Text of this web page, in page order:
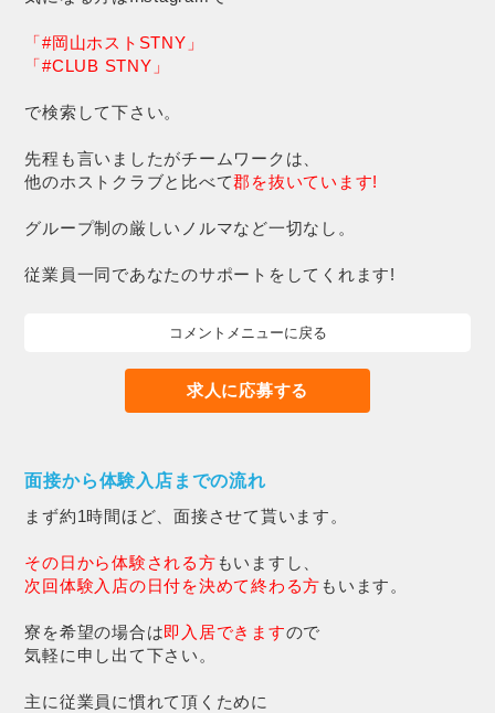
「#岡山ホストSTNY」
「#CLUB STNY」
で検索して下さい。
先程も言いましたがチームワークは、
他のホストクラブと比べて郡を抜いています!
グループ制の厳しいノルマなど一切なし。
従業員一同であなたのサポートをしてくれます!
コメントメニューに戻る
求人に応募する
面接から体験入店までの流れ
まず約1時間ほど、面接させて貰います。
その日から体験される方 もいますし、
次回体験入店の日付を決めて終わる方 もいます。
寮を希望の場合は即入居できますので
気軽に申し出て下さい。
主に従業員に慣れて頂くために